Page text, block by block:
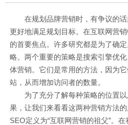
在规划品牌营销时，有争议的话
更好地满足规划目标。在互联网营
的首要焦点。许多研究都是为了确
略。两个重要的策略是搜索引擎优
体营销。它们是常用的方法，因为
站，从而增加访问者的数量。
为了充分了解每种策略的位置以
果，让我们来看看这两种营销方法
SEO定义为“互联网营销的祖父”。